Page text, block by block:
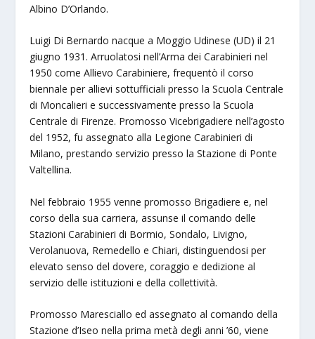
Albino D’Orlando.
Luigi Di Bernardo nacque a Moggio Udinese (UD) il 21
giugno 1931. Arruolatosi nell’Arma dei Carabinieri nel
1950 come Allievo Carabiniere, frequentò il corso
biennale per allievi sottufficiali presso la Scuola Centrale
di Moncalieri e successivamente presso la Scuola
Centrale di Firenze. Promosso Vicebrigadiere nell’agosto
del 1952, fu assegnato alla Legione Carabinieri di
Milano, prestando servizio presso la Stazione di Ponte
Valtellina.
Nel febbraio 1955 venne promosso Brigadiere e, nel
corso della sua carriera, assunse il comando delle
Stazioni Carabinieri di Bormio, Sondalo, Livigno,
Verolanuova, Remedello e Chiari, distinguendosi per
elevato senso del dovere, coraggio e dedizione al
servizio delle istituzioni e della collettività.
Promosso Maresciallo ed assegnato al comando della
Stazione d’Iseo nella prima metà degli anni ’60, viene